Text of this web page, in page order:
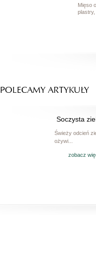
Mięso
POLECAMY ARTYKUŁY
Soczysta
Świeży odcień
ożywi...
zobacz